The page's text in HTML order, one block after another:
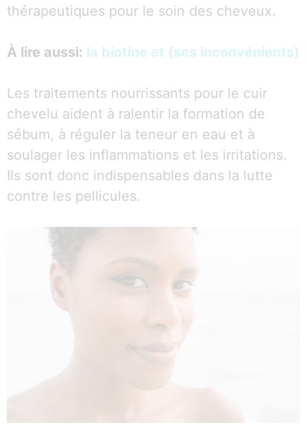
thérapeutiques pour le soin des cheveux.
À lire aussi: la biotine et (ses inconvénients)
Les traitements nourrissants pour le cuir
chevelu aident à ralentir la formation de
sébum, à réguler la teneur en eau et à
soulager les inflammations et les irritations.
Ils sont donc indispensables dans la lutte
contre les pellicules.